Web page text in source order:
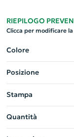
un coltello affilato,
Non solo funzionale,
unica e sofisticata.
RIEPILOGO
Clicca per modificare
Colore
Posizione
Stampa
Quantità